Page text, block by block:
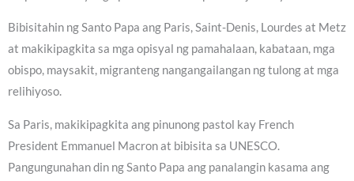
Bibisitahin ng Santo Papa ang Paris, Saint-Denis, Lourdes at Metz
at makikipagkita sa mga opisyal ng pamahalaan, kabataan, mga
obispo, maysakit, migranteng nangangailangan ng tulong at mga
relihiyoso.
Sa Paris, makikipagkita ang pinunong pastol kay French
President Emmanuel Macron at bibisita sa UNESCO.
Pangungunahan din ng Santo Papa ang panalangin kasama ang